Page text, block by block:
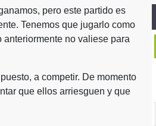
pero este partido es
Tenemos que jugarlo como
anteriormente no valiese para
a competir. De momento
que ellos arriesguen y que